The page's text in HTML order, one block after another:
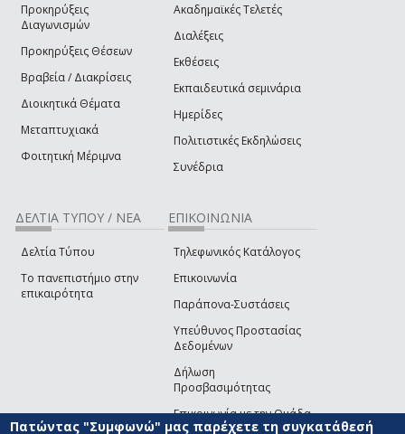
Προκηρύξεις
Διαγωνισμών
Προκηρύξεις Θέσεων
Βραβεία / Διακρίσεις
Διοικητικά Θέματα
Μεταπτυχιακά
Φοιτητική Μέριμνα
Ακαδημαϊκές Τελετές
Διαλέξεις
Εκθέσεις
Εκπαιδευτικά σεμινάρια
Ημερίδες
Πολιτιστικές Εκδηλώσεις
Συνέδρια
ΔΕΛΤΙΑ ΤΥΠΟΥ / ΝΕΑ
Δελτία Τύπου
Το πανεπιστήμιο στην
επικαιρότητα
ΕΠΙΚΟΙΝΩΝΙΑ
Τηλεφωνικός Κατάλογος
Επικοινωνία
Παράπονα-Συστάσεις
Υπεύθυνος Προστασίας
Δεδομένων
Δήλωση
Προσβασιμότητας
Επικοινωνία με την Ομάδα
Ανάπτυξης του site(link sends e-mail)
Πατώντας "Συμφωνώ" μας παρέχετε τη συγκατάθεσή